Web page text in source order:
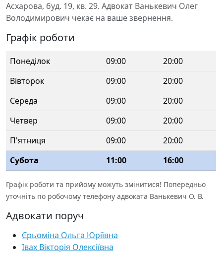
Асхарова, буд. 19, кв. 29. Адвокат Ванькевич Олег
Володимирович чекає на ваше звернення.
Графік роботи
Понеділок 09:00
20:00
Вівторок
09:00
20:00
Середа
09:00
20:00
Четвер
09:00
20:00
П'ятниця
09:00
20:00
Субота
11:00 16:00
Графік роботи та прийому можуть змінитися! Попередньо
уточніть по робочому телефону адвоката Ванькевич О. В.
Адвокати поруч
Єрьоміна Ольга Юріївна
Івах Вікторія Олексіївна